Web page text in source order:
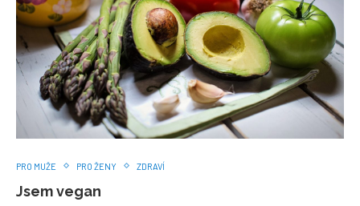
PRO MUŽE PRO ŽENY ZDRAVÍ
Jsem vegan